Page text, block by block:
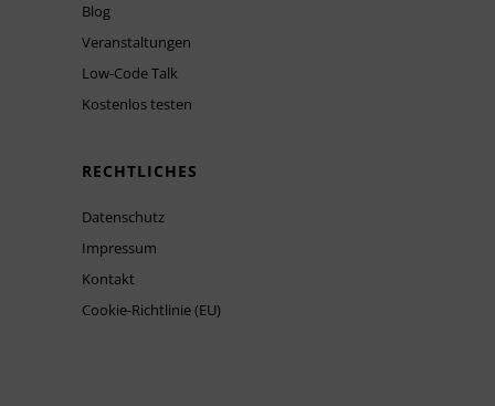
Blog
Veranstaltungen
Low-Code Talk
Kostenlos testen
RECHTLICHES
Datenschutz
Impressum
Kontakt
Cookie-Richtlinie (EU)